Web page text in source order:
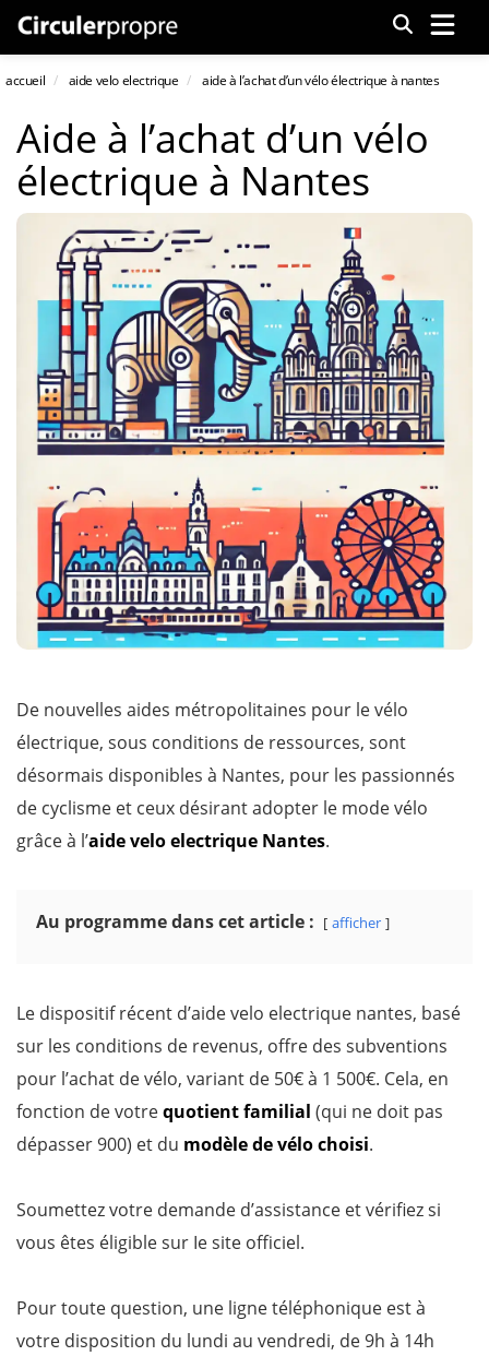
Menu
accueil aide velo electrique aide à l’achat d’un vélo électrique à nantes
Aide à l’achat d’un vélo
électrique à Nantes
De nouvelles aides métropolitaines pour le vélo
électrique, sous conditions de ressources, sont
désormais disponibles à Nantes, pour les passionnés
de cyclisme et ceux désirant adopter le mode vélo
grâce à l’aide velo electrique Nantes.
Au programme dans cet article : afficher
Le dispositif récent d’aide velo electrique nantes, basé
sur les conditions de revenus, offre des subventions
pour l’achat de vélo, variant de 50€ à 1 500€. Cela, en
fonction de votrequotient familial (qui ne doit pas
dépasser 900) et du modèle de vélo choisi.
Soumettez votre demande d’assistance et vérifiez si
vous êtes éligible sur Ie site officiel.
Pour toute question, une ligne téléphonique est à
votre disposition du lundi au vendredi, de 9h à 14h